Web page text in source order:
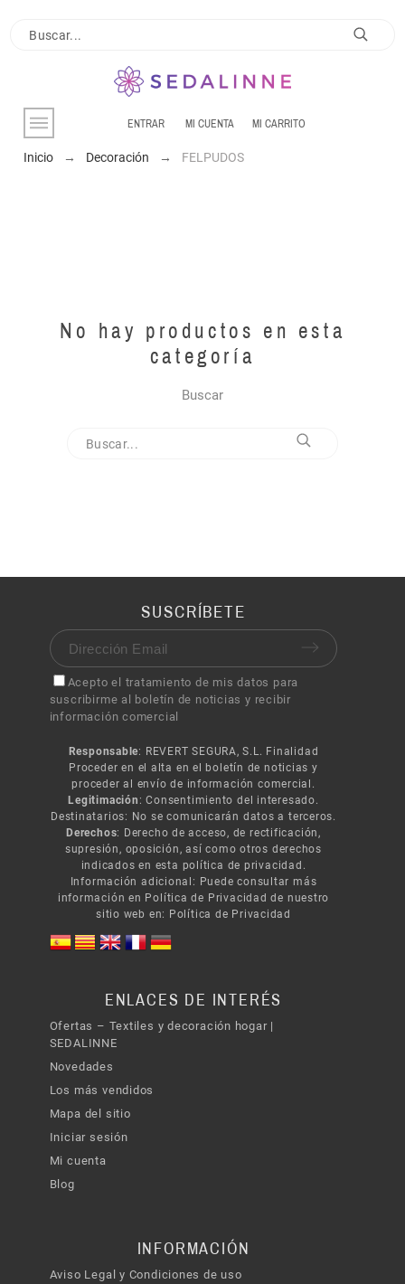
ENTRAR MI CUENTA MI CARRITO
Inicio Decoración FELPUDOS
No hay productos en esta
categoría
Buscar
SUSCRÍBETE
Acepto el tratamiento de mis datos para
suscribirme al boletín de noticias y recibir
información comercial
Responsable: REVERT SEGURA, S.L. Finalidad
Proceder en el alta en el boletín de noticias y
proceder al envío de información comercial.
Legitimación : Consentimiento del interesado.
Destinatarios: No se comunicarán datos a terceros.
Derechos: Derecho de acceso, de rectificación,
supresión, oposición, así como otros derechos
indicados en esta política de privacidad.
Información adicional: Puede consultar más
información en Política de Privacidad de nuestro
sitio web en: Política de Privacidad
ENLACES DE INTERÉS
Ofertas – Textiles y decoración hogar |
SEDALINNE
Novedades
Los más vendidos
Mapa del sitio
Iniciar sesión
Mi cuenta
Blog
INFORMACIÓN
Aviso Legal y Condiciones de uso